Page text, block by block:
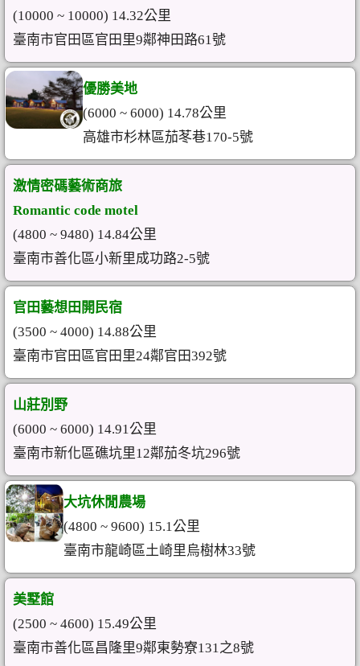
(10000 ~ 10000) 14.32公里
臺南市官田區官田里9鄰神田路61號
優勝美地
(6000 ~ 6000) 14.78公里
高雄市杉林區茄苳巷170-5號
激情密碼藝術商旅
Romantic code motel
(4800 ~ 9480) 14.84公里
臺南市善化區小新里成功路2-5號
官田藝想田開民宿
(3500 ~ 4000) 14.88公里
臺南市官田區官田里24鄰官田392號
山莊別野
(6000 ~ 6000) 14.91公里
臺南市新化區礁坑里12鄰茄冬坑296號
大坑休閒農場
(4800 ~ 9600) 15.1公里
臺南市龍崎區土崎里烏樹林33號
美墅館
(2500 ~ 4600) 15.49公里
臺南市善化區昌隆里9鄰東勢寮131之8號